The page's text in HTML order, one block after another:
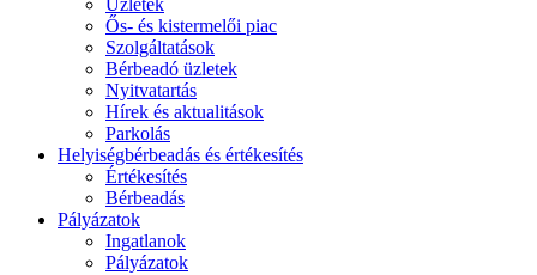
Üzletek
Ős- és kistermelői piac
Szolgáltatások
Bérbeadó üzletek
Nyitvatartás
Hírek és aktualitások
Parkolás
Helyiségbérbeadás és értékesítés
Értékesítés
Bérbeadás
Pályázatok
Ingatlanok
Pályázatok